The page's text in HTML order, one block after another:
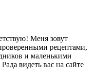
Меня зовут
рецептами,
и маленькими
видеть вас на сайте